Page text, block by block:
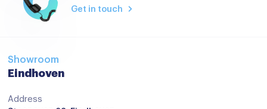
Verkeersbord detectie
centrale vergrendeling met afstandsbediening
Get in touch
Showroom
Eindhoven
Address